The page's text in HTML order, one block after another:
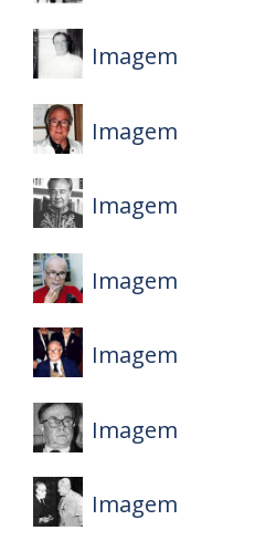
Imagem
Imagem
Imagem
Imagem
Imagem
Imagem
Imagem